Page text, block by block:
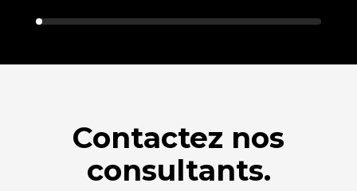
Contactez nos
consultants.